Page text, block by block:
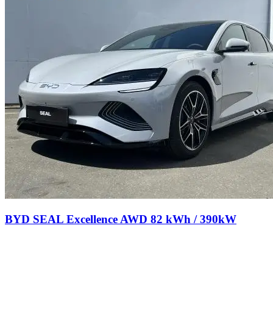
BYD SEAL Excellence AWD 82 kWh / 390kW